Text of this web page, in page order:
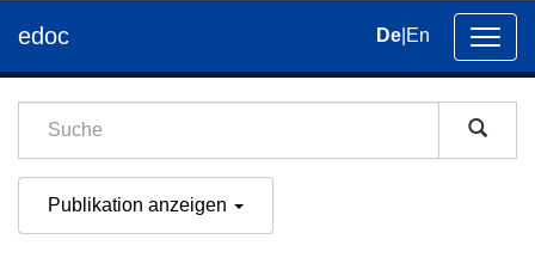
der
edoc De En
Publikation anzeigen